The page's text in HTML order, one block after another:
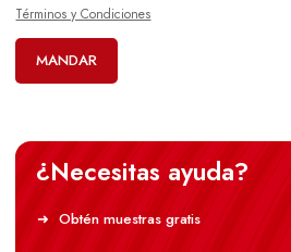
Términos y Condiciones
MANDAR
¿Necesitas ayuda?
Obtén muestras gratis